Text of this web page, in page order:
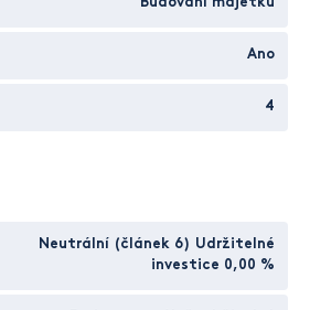
Budování majetku
Ano
4
Neutrální (článek 6) Udržitelné
investice 0,00 %